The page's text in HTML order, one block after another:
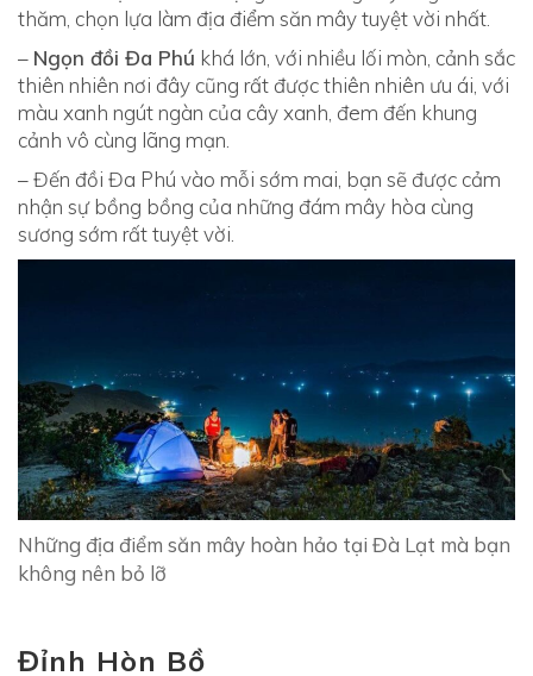
K
i
n
h
n
g
h
i
ệ
m
n
g
h
ợ
p
thăm, chọn lựa làm địa điểm săn mây tuyệt vời nhất.
– Ngọn đồi Đa Phú khá lớn, với nhiều lối mòn, cảnh sắc
thiên nhiên nơi đây cũng rất được thiên nhiên ưu ái, với
màu xanh ngút ngàn của cây xanh, đem đến khung
cảnh vô cùng lãng mạn.
– Đến đồi Đa Phú vào mỗi sớm mai, bạn sẽ được cảm
nhận sự bồng bồng của những đám mây hòa cùng
sương sớm rất tuyệt vời.
Những địa điểm săn mây hoàn hảo tại Đà Lạt mà bạn
không nên bỏ lỡ
Đỉnh Hòn Bồ